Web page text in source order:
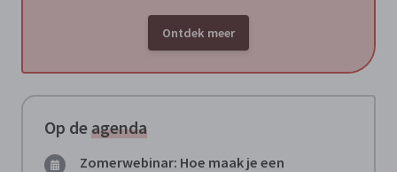
Ontdek meer
Op deagenda
Zomerwebinar: Hoe maak je een